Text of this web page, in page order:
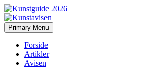
Kunstavisen
Search
Primary Menu Skip
to
Forside
Artikler
Avisen